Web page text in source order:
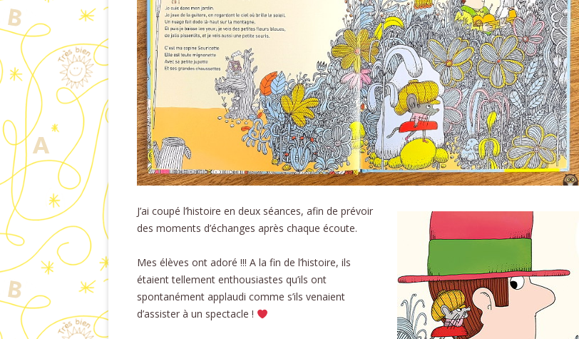
J’ai coupé l’histoire en deux séances, afin de prévoir
des moments d’échanges après chaque écoute.
Mes élèves ont adoré !!! A la fin de l’histoire, ils
étaient tellement enthousiastes qu’ils ont
spontanément applaudi comme s’ils venaient
d’assister à un spectacle !